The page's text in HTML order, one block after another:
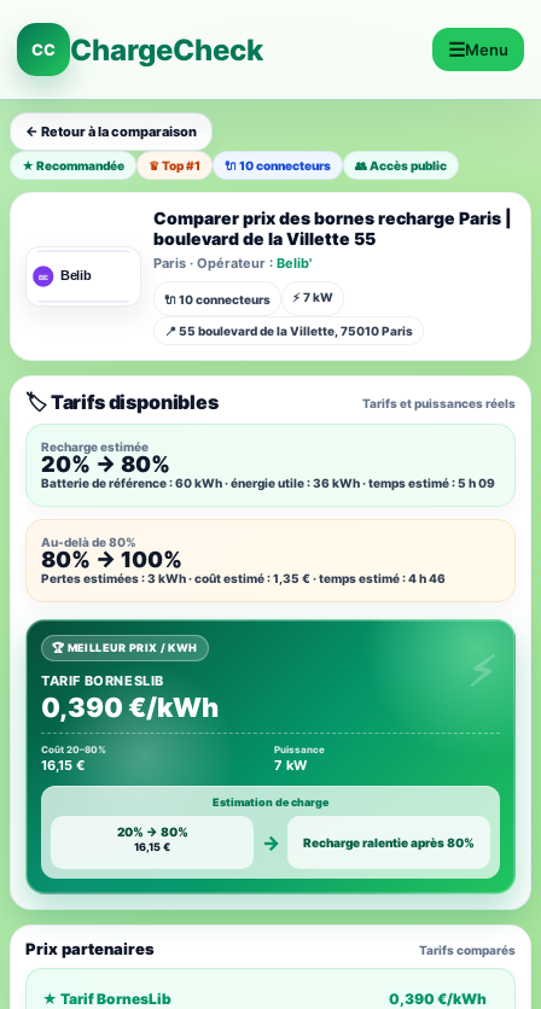
CC ChargeCheck ☰Menu
← Retour à la comparaison
★ Recommandée ♛ Top #1 🔌 10 connecteurs 👥 Accès public
Comparer prix des bornes recharge Paris |
boulevard de la Villette 55
Paris · Opérateur : Belib'
🔌 10 connecteurs ⚡ 7 kW
📍 55 boulevard de la Villette, 75010 Paris
🏷️ Tarifs disponibles Tarifs et puissances réels
Recharge estimée
20% → 80%
Batterie de référence : 60 kWh · énergie utile : 36 kWh · temps estimé : 5 h 09
Au-delà de 80%
80% → 100%
Pertes estimées : 3 kWh · coût estimé : 1,35 € · temps estimé : 4 h 46
🏆 MEILLEUR PRIX / KWH
TARIF BORNESLIB
0,390 €/kWh
Coût 20–80%
16,15 €
Puissance
7 kW
Estimation de charge
20% → 80%
16,15 € → Recharge ralentie après 80%
Prix partenaires Tarifs comparés
★ Tarif BornesLib 0,390 €/kWh